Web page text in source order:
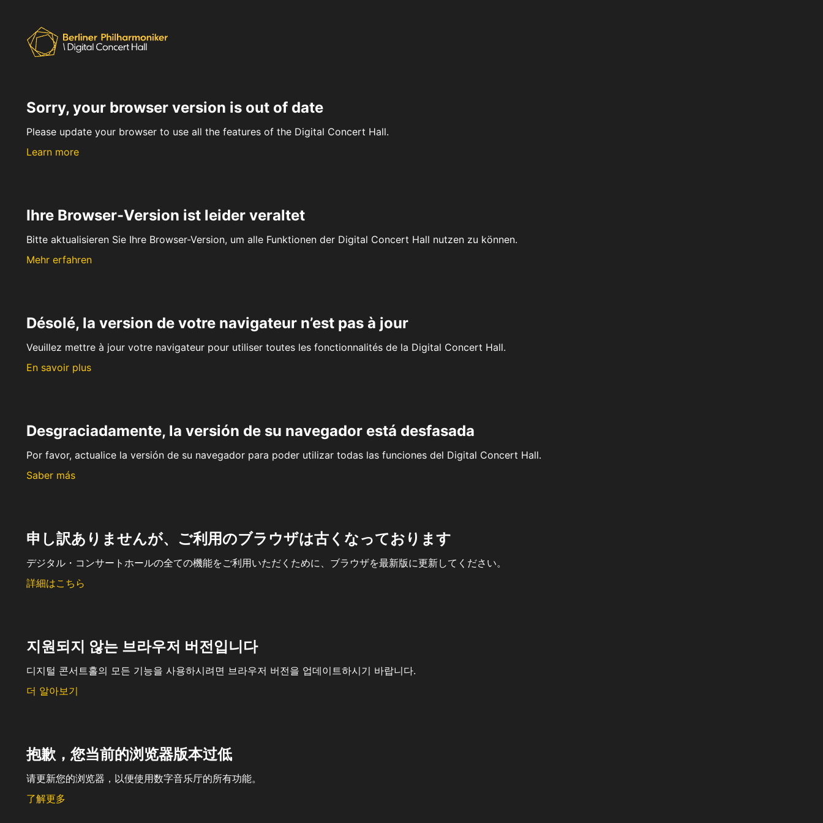
Sorry, your browser version is out of date
Please update your browser to use all the features of the Digital Concert Hall.
Learn more
Ihre Browser-Version ist leider veraltet
Bitte aktualisieren Sie Ihre Browser-Version, um alle Funktionen der Digital Concert Hall nutzen zu können.
Mehr erfahren
Désolé, la version de votre navigateur n’est pas à jour
Veuillez mettre à jour votre navigateur pour utiliser toutes les fonctionnalités de la Digital Concert Hall.
En savoir plus
Desgraciadamente, la versión de su navegador está desfasada
Por favor, actualice la versión de su navegador para poder utilizar todas las funciones del Digital Concert Hall.
Saber más
申し訳ありませんが、ご利用のブラウザは古くなっております
デジタル・コンサートホールの全ての機能をご利用いただくために、ブラウザを最新版に更新してください。
詳細はこちら
지원되지 않는 브라우저 버전입니다
디지털 콘서트홀의 모든 기능을 사용하시려면 브라우저 버전을 업데이트하시기 바랍니다.
더 알아보기
抱歉，您当前的浏览器版本过低
请更新您的浏览器，以便使用数字音乐厅的所有功能。
了解更多